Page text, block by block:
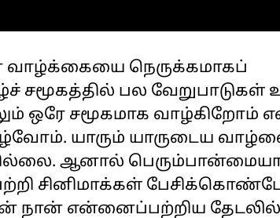
வாழ்க்கையை நெருக்கமாகப்
சமூகத்தில் பல வேறுபாடுகள்
ஒரே சமூகமாக வாழ்கிறோம்
யாரும் யாருடைய
ஆனால்
சினிமாக்கள்
நான் என்னைப்பற்றிய தேடலில்